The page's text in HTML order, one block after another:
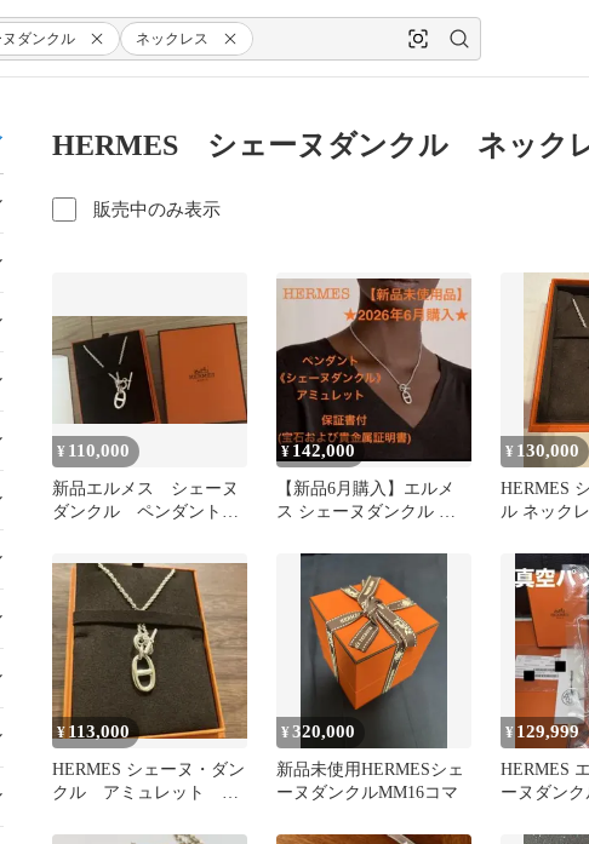
ダンクル ネックレス
HERMES シェーヌダンクル ネック
販売中のみ表示
¥ 110,000
新品エルメス シェーヌ
ダンクル ペンダント
¥ 142,000
【新品6月購入】エルメ
ス シェーヌダンクル ア
ネックレス
¥ 130,000
HERMES
ル ネック
¥ 113,000
HERMES シェーヌ・ダン
クル アミュレット ネ
¥320,000
新品未使用HERMESシェ
ーヌダンクルMM16コマ
¥ 129,999
HERMES
ーヌダンク